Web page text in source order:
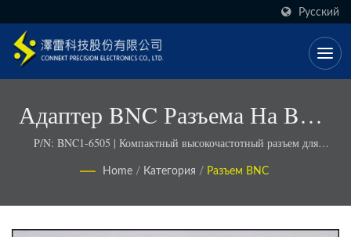
Русский
Адаптер BNC Разъема На BNC
Разъем С Герметичным
Разъемом
P/N: BNC1-6505 | Компактный высокочастотный разъем для
Home / Категория / Разъем BNC